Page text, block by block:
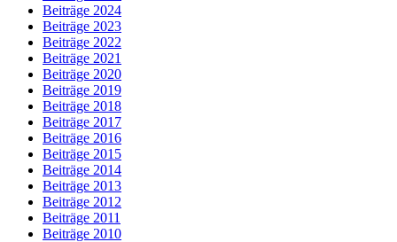
Beiträge 2024
Beiträge 2023
Beiträge 2022
Beiträge 2021
Beiträge 2020
Beiträge 2019
Beiträge 2018
Beiträge 2017
Beiträge 2016
Beiträge 2015
Beiträge 2014
Beiträge 2013
Beiträge 2012
Beiträge 2011
Beiträge 2010